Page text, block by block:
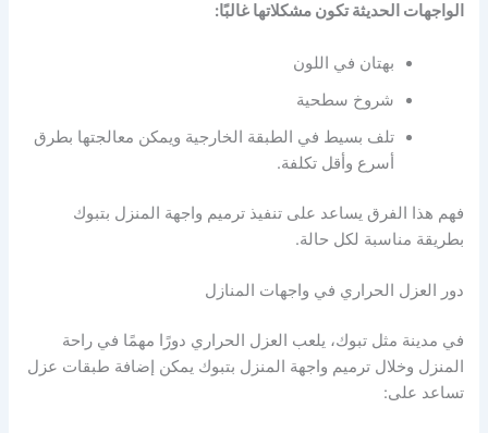
الواجهات الحديثة تكون مشكلاتها غالبًا:
بهتان في اللون
شروخ سطحية
تلف بسيط في الطبقة الخارجية ويمكن معالجتها بطرق
أسرع وأقل تكلفة.
فهم هذا الفرق يساعد على تنفيذ ترميم واجهة المنزل بتبوك
بطريقة مناسبة لكل حالة.
دور العزل الحراري في واجهات المنازل
في مدينة مثل تبوك، يلعب العزل الحراري دورًا مهمًا في راحة
المنزل وخلال ترميم واجهة المنزل بتبوك يمكن إضافة طبقات عزل
تساعد على: